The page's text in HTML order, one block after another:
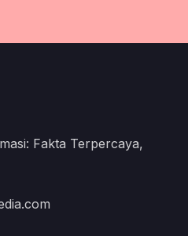
Fakta Terpercaya,